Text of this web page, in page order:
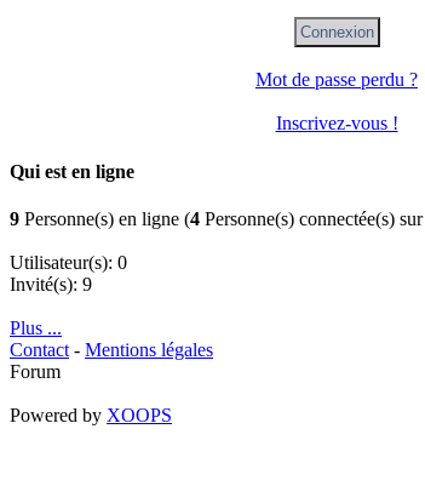
Mot de passe perdu ?
Inscrivez-vous !
Qui est en ligne
9 Personne(s) en ligne (4 Personne(s) connectée(s) sur
Utilisateur(s): 0
Invité(s): 9
Plus ...
Contact - Mentions légales
Forum
Powered by XOOPS